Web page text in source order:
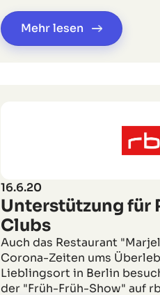
Mehr lesen
16.6.20
Unterstützung für
Clubs
Auch das Restaurant
Corona-Zeiten ums
Lieblingsort in Berlin
der "Früh-Früh-Show" auf